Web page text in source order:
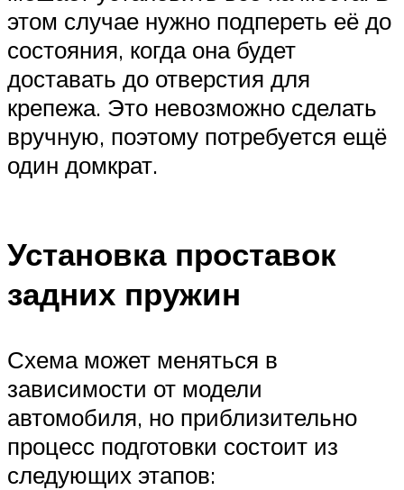
этом случае нужно подпереть её до
состояния, когда она будет
доставать до отверстия для
крепежа. Это невозможно сделать
вручную, поэтому потребуется ещё
один домкрат.
Установка проставок
задних пружин
Схема может меняться в
зависимости от модели
автомобиля, но приблизительно
процесс подготовки состоит из
следующих этапов: